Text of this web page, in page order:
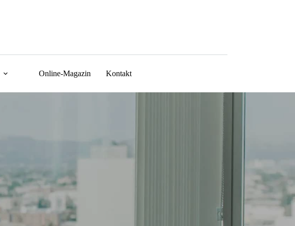
Online-Magazin Kontakt